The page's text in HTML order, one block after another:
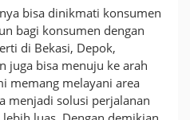
bisa dinikmati konsumen
bagi konsumen dengan
di Bekasi, Depok,
juga bisa menuju ke arah
memang melayani area
menjadi solusi perjalanan